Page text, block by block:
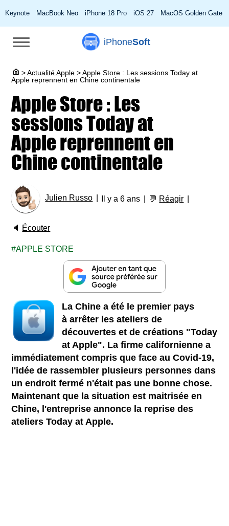
Keynote MacBook Neo iPhone 18 Pro iOS 27 MacOS Golden Gate
iPhoneSoft
> Actualité Apple >Apple Store : Les sessions Today at
Apple reprennent en Chine continentale
Apple Store : Les
sessions Today at
Apple reprennent en
Chine continentale
Julien Russo Il y a 6 ans 💬 Réagir
🔈 Écouter
APPLE STORE
La Chine a été le premier pays
à arrêter les ateliers de
découvertes et de créations "Today
at Apple". La firme californienne a
immédiatement compris que face au Covid-19,
l'idée de rassembler plusieurs personnes dans
un endroit fermé n'était pas une bonne chose.
Maintenant que la situation est maitrisée en
Chine, l'entreprise annonce la reprise des
ateliers Today at Apple.